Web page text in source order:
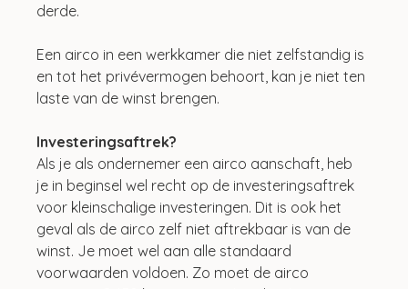
derde.
Een airco in een werkkamer die niet zelfstandig is
en tot het privévermogen behoort, kan je niet ten
laste van de winst brengen.
Investeringsaftrek?
Als je als ondernemer een airco aanschaft, heb
je in beginsel wel recht op de investeringsaftrek
voor kleinschalige investeringen. Dit is ook het
geval als de airco zelf niet aftrekbaar is van de
winst. Je moet wel aan alle standaard
voorwaarden voldoen. Zo moet de airco